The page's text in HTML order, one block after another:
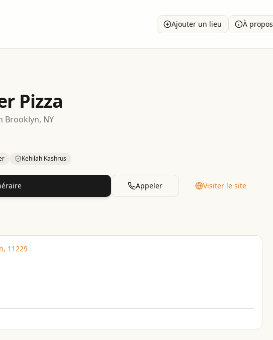
Ajouter un lieu À propos
Pizza
Brooklyn, NY
Kehilah Kashrus
Category: Dairy.Certification: Kehilah Kashrus.
Appeler Visiter le site
11229